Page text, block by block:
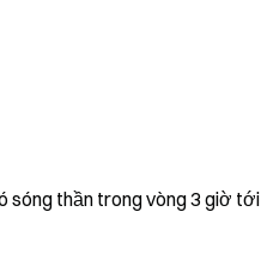
sóng thần trong vòng 3 giờ tới